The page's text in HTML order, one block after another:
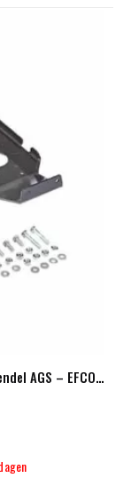
Tielbürger Aanbouwraam met bedieningshendel AGS – EFCO – Herkules – Oleo Mac – diverse modellen